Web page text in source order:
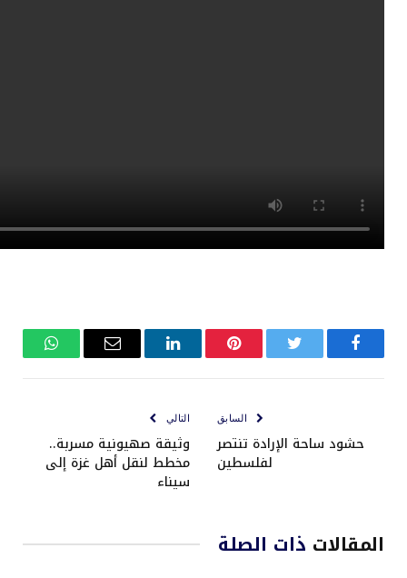
فيسبوك تويتر بينتيريستلينكدإن
البريد
واتساب
السابق
حشود ساحة الإرادة تنتصر
لفلسطين
التالي
وثيقة صهيونية مسربة..
مخطط لنقل أهل غزة إلى
سيناء
المقالات ذات الصلة